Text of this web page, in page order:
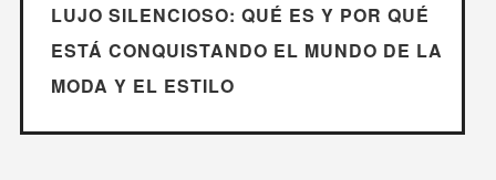
LUJO SILENCIOSO: QUÉ ES Y POR QUÉ
ESTÁ CONQUISTANDO EL MUNDO DE LA
MODA Y EL ESTILO